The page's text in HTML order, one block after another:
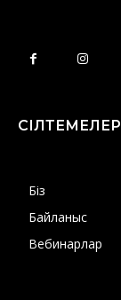
СІЛТЕМЕЛЕР
Біз
Байланыс
Вебинарлар